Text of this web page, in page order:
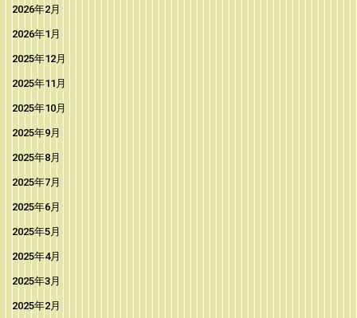
2026年2月
2026年1月
2025年12月
2025年11月
2025年10月
2025年9月
2025年8月
2025年7月
2025年6月
2025年5月
2025年4月
2025年3月
2025年2月